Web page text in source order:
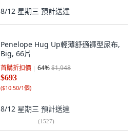
8/12 星期三 預計送達
Penelope Hug Up輕薄舒適褲型尿布,
Big, 66片
首購折扣價 64%$1,948
$693
($10.50/1個)
8/12 星期三 預計送達
(1527)